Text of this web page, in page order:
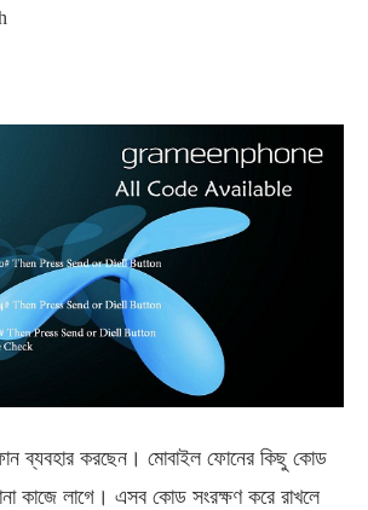
ব্যবহার করছেন। মোবাইল ফোনের কিছু কোড
কাজে লাগে। এসব কোড সংরক্ষণ করে রাখলে